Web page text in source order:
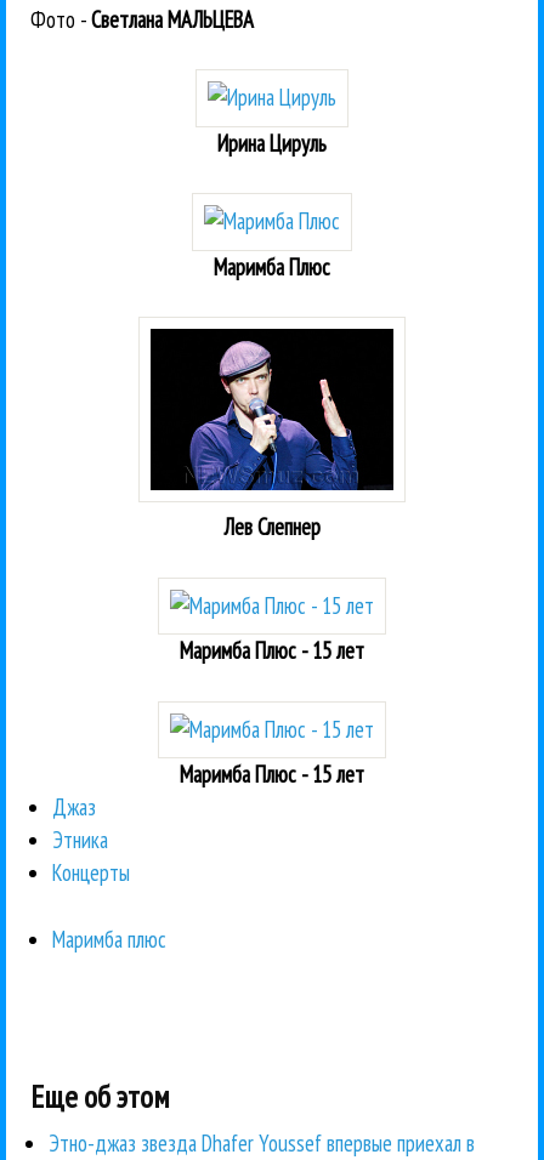
Фото -Светлана МАЛЬЦЕВА
Ирина Цируль
Маримба Плюс
Лев Слепнер
Маримба Плюс - 15 лет
Маримба Плюс - 15 лет
Джаз
Этника
Концерты
Маримба плюс
Еще об этом
Этно-джаз звезда Dhafer Youssef впервые приехал в